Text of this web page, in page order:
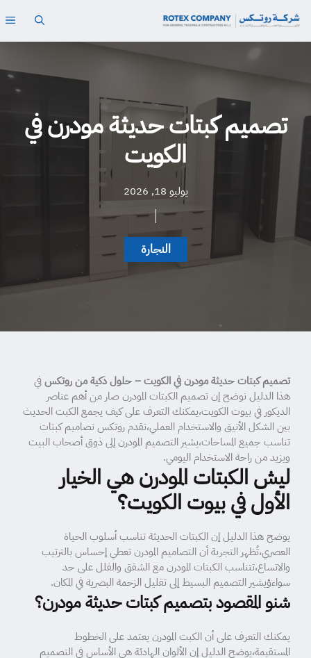
تصميم كبتات حديثة مودرن في
الكويت
يوليو 18, 2026
النجارة
تصميم كبتات حديثة مودرن في الكويت – حلول ذكية من روتكسفي
هذا الدليل نوضح إن تصميم الكبتات المودرن صار من أهم عناصر
الديكور في بيوت الكويت،يمكنك التعرف على كيف يجمع الكبت الحديث
بين الشكل الأنيق والاستخدام العملي،تقدم روتكس تصاميم كبتات
تناسب جميع المساحات،يشير التصميم المودرن إلى ذوق أصحاب البيت
ويزيد من راحة الاستخدام اليومي.
ليش الكبتات المودرن هي الخيار
الأول في بيوت الكويت؟
يوضح هذا الدليل إن الكبتات الحديثة تناسب أسلوب الحياة
العصري،تُظهر التجربة أن التصاميم المودرن تعطي إحساس بالترتيب
والاتساع،تتناسب الكبتات المودرن مع الشقق والفلل على حد
سواءؤيشير التصميم البسيط إلى تقليل الزحمة البصرية في المكان.
شنو المقصود بتصميم كبتات حديثة مودرن؟
يمكنك التعرف على أن الكبت المودرن يعتمد على الخطوط
المستقيمة،يوضح الدليل إن الألوان الهادئة هي الأساس في التصميم